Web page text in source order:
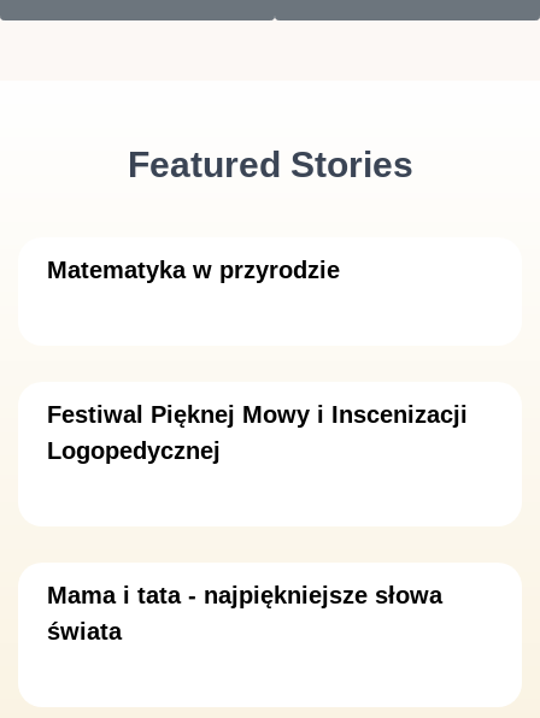
Featured Stories
Matematyka w przyrodzie
Festiwal Pięknej Mowy i Inscenizacji
Logopedycznej
Mama i tata - najpiękniejsze słowa
świata